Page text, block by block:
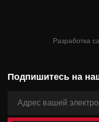
Разработка
Подпишитесь на